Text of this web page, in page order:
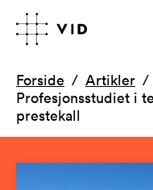
Forside
Artikler
Profesjonsstudiet i
prestekall